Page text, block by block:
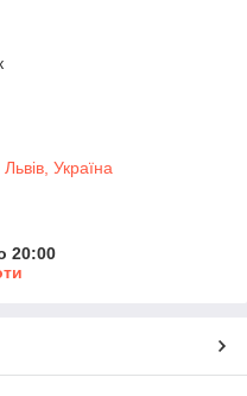
Україна
20:00